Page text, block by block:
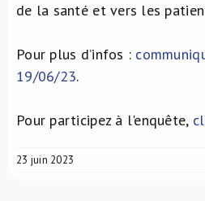
de la santé et vers les
Pour plus d’infos :
19/06/23.
Pour participez à l'enquête,
23 juin 2023